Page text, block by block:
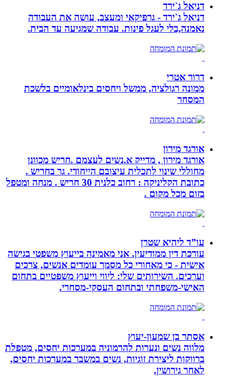
דניאל ג`ירד
דניאל ג`ירד - גרפיקאי ומעצב, עושה את העבודה
נאמנה,בלי לעגל פינות. עבודה שמגיעה עד הבית.
דרור אטרי
ממונה רגולציה, ממשל ויחסים בינלאומיים בלשכת
המסחר
אורגד מירון
אורגד מירון , מדייק א.נשים לעצמם .חריש מכוונן
מחוללי שינוי לתכלית עיצובם הייחודי. גר בחריש .
כתובת הקליניקה : רחוב כלנית 30 חריש . מנחה ומטפל
בזום מכל מקום .
עו”ד ליהיא שטרן
עורכת דין ממודיעין. אני מאמינה בייעוץ משפטי בגישה
אישית - כי מאחורי כל מסמך עומדים אנשים, צרכים
וערכים. השירותים שלי: ליווי וייעוץ משפטיים בתחום
האישי-משפחתי ובתחום העסקי-מסחרי.
אסתר בן שמעון-יעוץ
מלווה נשים ונערות להרמוניה במערכות יחסים, מטפלת
ברווקות ליצירת זוגיות, נשים במשבר במערכות יחסים,
לאחר גירושין.